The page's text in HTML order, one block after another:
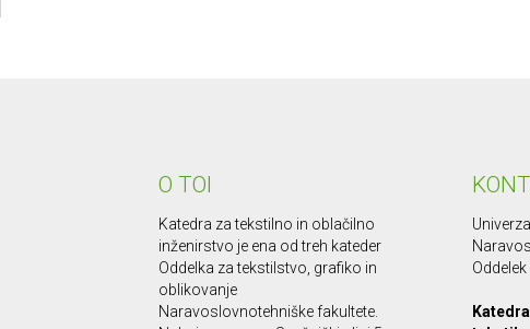
O TOI
Katedra za tekstilno in oblačilno
inženirstvo je ena od treh kateder
Oddelka za tekstilstvo, grafiko in
oblikovanje
Naravoslovnotehniške fakultete.